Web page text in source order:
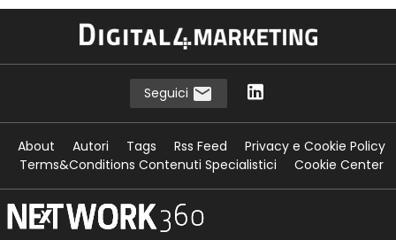
Seguici
About Autori Tags Rss Feed
Privacy e Cookie Policy
Terms&Conditions Contenuti Specialistici
Cookie Center